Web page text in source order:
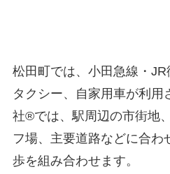
松田町では、小田急線・JR
タクシー、自家用車が利用
社®︎では、駅周辺の市街地
フ場、主要道路などに合わ
歩を組み合わせます。